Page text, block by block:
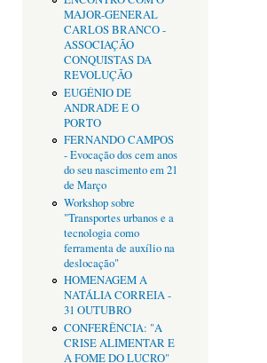
MAJOR-GENERAL
CARLOS BRANCO -
ASSOCIAÇÃO
CONQUISTAS DA
REVOLUÇÃO
EUGÉNIO DE
ANDRADE E O
PORTO
FERNANDO CAMPOS
- Evocação dos cem anos
do seu nascimento em 21
de Março
Workshop sobre
"Transportes urbanos e a
tecnologia como
ferramenta de auxílio na
deslocação"
HOMENAGEM A
NATÁLIA CORREIA -
31 OUTUBRO
CONFERÊNCIA: "A
CRISE ALIMENTAR E
A FOME DO LUCRO"